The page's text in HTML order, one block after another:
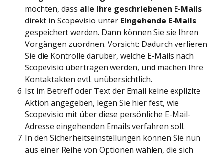
möchten, dass alle Ihre geschriebenen E-Mails
direkt in Scopevisio unter Eingehende E-Mails
gespeichert werden. Dann können Sie sie Ihren
Vorgängen zuordnen. Vorsicht: Dadurch verlieren
Sie die Kontrolle darüber, welche E-Mails nach
Scopevisio übertragen werden, und machen Ihre
Kontaktakten evtl. unübersichtlich.
Ist im Betreff oder Text der Email keine explizite
Aktion angegeben, legen Sie hier fest, wie
Scopevisio mit über diese persönliche E-Mail-
Adresse eingehenden Emails verfahren soll.
In den Sicherheitseinstellungen können Sie nun
aus einer Reihe von Optionen wählen, die sich